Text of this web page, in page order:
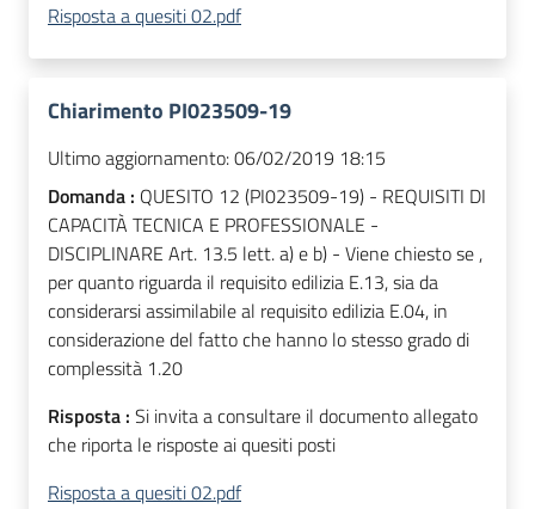
Risposta a quesiti 02.pdf
Chiarimento PI023509-19
Ultimo aggiornamento:06/02/2019 18:15
Domanda : QUESITO 12 (PI023509-19) - REQUISITI DI
CAPACITÀ TECNICA E PROFESSIONALE -
DISCIPLINARE Art. 13.5 lett. a) e b) - Viene chiesto se ,
per quanto riguarda il requisito edilizia E.13, sia da
considerarsi assimilabile al requisito edilizia E.04, in
considerazione del fatto che hanno lo stesso grado di
complessità 1.20
Risposta : Si invita a consultare il documento allegato
che riporta le risposte ai quesiti posti
Risposta a quesiti 02.pdf